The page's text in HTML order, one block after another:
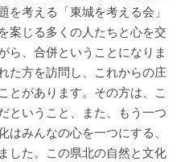
考える「東城を考える会」
案じる多くの人たちと心を交
ら、合併ということになりま
た方を訪問し、これからの庄
とがあります。その方は、こ
ということ、また、もう一つ
みんなの心を一つにする、
した。この県北の自然と文化